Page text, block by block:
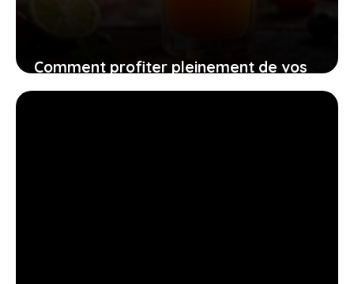
Comment profiter pleinement de vos
soirées sans que l’alcool ne devienne